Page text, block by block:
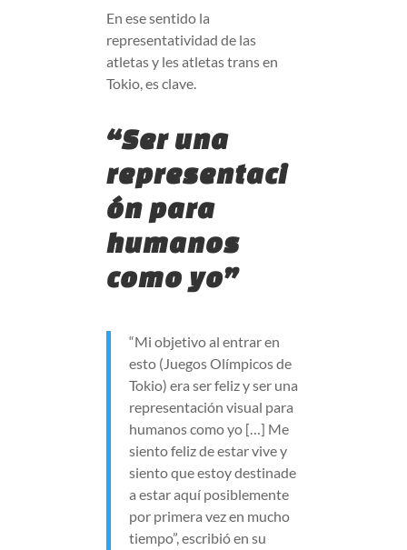
En ese sentido la
representatividad de las
atletas y les atletas trans en
Tokio, es clave.
“Ser una
representaci
ón para
humanos
como yo”
“Mi objetivo al entrar en
esto (Juegos Olímpicos de
Tokio) era ser feliz y ser una
representación visual para
humanos como yo […] Me
siento feliz de estar vive y
siento que estoy destinade
a estar aquí posiblemente
por primera vez en mucho
tiempo”, escribió en su